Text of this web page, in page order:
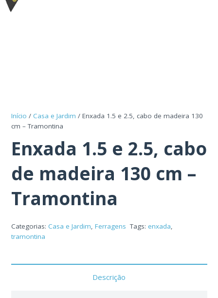
Início / Casa e Jardim / Enxada 1.5 e 2.5, cabo de madeira 130
cm – Tramontina
Enxada 1.5 e 2.5, cabo
de madeira 130 cm –
Tramontina
Categorias: Casa e Jardim, Ferragens Tags: enxada,
tramontina
Descrição